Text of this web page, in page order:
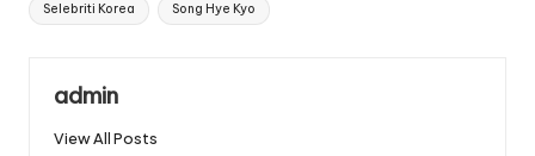
Selebriti Korea Song Hye Kyo
admin
View All Posts